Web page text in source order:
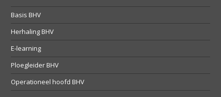
Basis BHV
Herhaling BHV
E-learning
Ploegleider BHV
Operationeel hoofd BHV